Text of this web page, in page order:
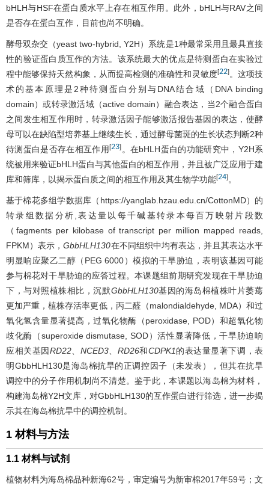
bHLH与HSF在蛋白质水平上存在相互作用。此外，bHLH与RAV之间
是否存在蛋白互作，目前也尚不明确。
酵母双杂交（yeast two-hybrid, Y2H）系统是1种最常采用且最具直接
性的验证蛋白质互作的方法。该系统最大的优点是待测蛋白在实验过
程中能够保持天然构象，从而提高检测的准确性和灵敏度[22]。这项技
术的基本原理是2种待测蛋白分别与DNA结合域（DNA binding
domain）或转录激活域（active domain）融合表达，当2个融合蛋白
之间发生相互作用时，转录激活因子能够激活报告基因的表达，使酵
母可以在缺陷型培养基上继续生长，通过酵母菌斑的生长状态判断2种
待测蛋白是否存在相互作用[23] 。在bHLH蛋白的功能研究中，Y2H系
统被用来验证bHLH蛋白与其他蛋白的相互作用，并且被广泛应用于建
库和筛库，以揭示蛋白质之间的相互作用及其生物学功能[24]。
基于棉花多组学数据库（https://yanglab.hzau.edu.cn/CottonMD）的
转录组数据分析,表达量以每千碱基转录本每百万映射片段数
（fagments per kilobase of transcript per million mapped reads,
FPKM）表示，GbbHLH130在不同组织中均有表达，并且其表达水平
明显响应聚乙二醇（PEG 6000）模拟的干旱胁迫，表明该基因可能
参与棉花对干旱胁迫的应答过程。本课题组前期研究发现在干旱胁迫
下，与对照植株相比，沉默GbbHLH130基因的海岛棉植株叶片萎蔫
更加严重，植株存活率更低，丙二醛（malondialdehyde, MDA）和过
氧化氢含量显著提高，过氧化物酶（peroxidase, POD）和超氧化物
歧化酶（superoxide dismutase, SOD）活性显著降低，干旱胁迫响
应相关基因RD22、 NCED3、 RD26和CDPK1的表达量显著下调，表
明GbbHLH130是海岛棉抗旱的正调控因子（未发表），但其在抗旱
调控中的分子作用机制尚不清楚。鉴于此，本课题以海岛棉为材料，
构建海岛棉Y2H文库，对GbbHLH130的互作蛋白进行筛选，进一步揭
示其在海岛棉抗旱中的调控机制。
1 材料与方法
1.1 材料与试剂
植物材料为海岛棉品种新海62号，审定编号为新审棉2017年59号；文